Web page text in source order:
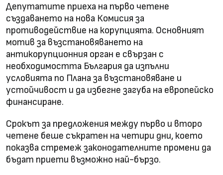
Депутатите приеха на първо четене
създаването на нова Комисия за
противодействие на корупцията. Основният
мотив за възстановяването на
антикорупционния орган е свързан с
необходимостта България да изпълни
условията по Плана за възстановяване и
устойчивост и да избегне загуба на европейско
финансиране.
Срокът за предложения между първо и второ
четене беше съкратен на четири дни, което
показва стремеж законодателните промени да
бъдат приети възможно най-бързо.